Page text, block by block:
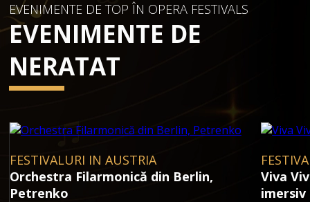
EVENIMENTE DE TOP ÎN OPERA FESTIVALS
EVENIMENTE DE
NERATAT
FESTIVALURI IN AUSTRIA
Orchestra Filarmonică din Berlin,
Petrenko
Viva
imersiv